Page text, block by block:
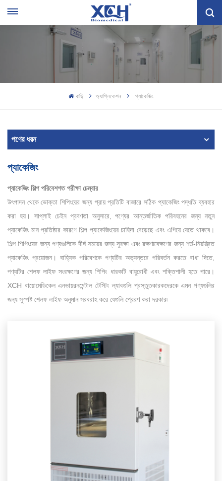
বাড়ি অ্যাপ্লিকেশন প্যাকেজিং
পণের ধরন
প্যাকেজিং
প্যাকেজিং শিল্প পরিবেশগত পরীক্ষা চেম্বার
উৎপাদন থেকে ভোক্তা শিপিংয়ের জন্য প্রায় প্রতিটি বাজারে সঠিক প্যাকেজিং পদ্ধতি ব্যবহার
করা হয়। সাপ্লাই চেইন প্রবণতা অনুসারে, পণ্যের আন্তর্জাতিক পরিবহনের জন্য নতুন
প্যাকেজিং মান প্রতিষ্ঠার কারণে শিল্প প্যাকেজিংয়ের চাহিদা বেড়েছে এবং এগিয়ে যেতে থাকবে।
শিল্প শিপিংয়ের জন্য পণ্যগুলিকে দীর্ঘ সময়ের জন্য সুরক্ষা এবং রক্ষণাবেক্ষণের জন্য শর্ত-নিয়ন্ত্রিত
প্যাকেজিং প্রয়োজন। বাহ্যিক পরিবেশকে পণ্যটির অভ্যন্তরে পরিবর্তন করতে বাধা দিতে,
পণ্যটির শেলফ লাইফ সংরক্ষণের জন্য শিপিং ধারকটি বায়ুরোধী এবং শক্তিশালী হতে পারে।
XCH বায়োমেডিকেল এনভায়রনমেন্টাল টেস্টিং ল্যাবগুলি প্রস্তুতকারকদেরকে এমন পণ্যগুলির
জন্য সুস্পষ্ট শেলফ লাইফ অনুমান সরবরাহ করে যেগুলি প্রেরণ করা দরকার৷